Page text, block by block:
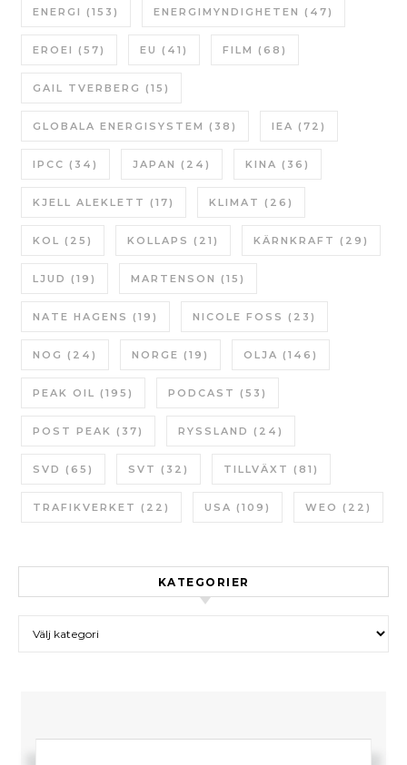
ENERGI (153) ENERGIMYNDIGHETEN (47)
EROEI (57) EU (41) FILM (68)
GAIL TVERBERG (15)
GLOBALA ENERGISYSTEM (38) IEA (72)
IPCC (34) JAPAN (24) KINA (36)
KJELL ALEKLETT (17) KLIMAT (26)
KOL (25) KOLLAPS (21) KÄRNKRAFT (29)
LJUD (19) MARTENSON (15)
NATE HAGENS (19) NICOLE FOSS (23)
NOG (24) NORGE (19) OLJA (146)
PEAK OIL (195) PODCAST (53)
POST PEAK (37) RYSSLAND (24)
SVD (65) SVT (32) TILLVÄXT (81)
TRAFIKVERKET (22) USA (109) WEO (22)
KATEGORIER